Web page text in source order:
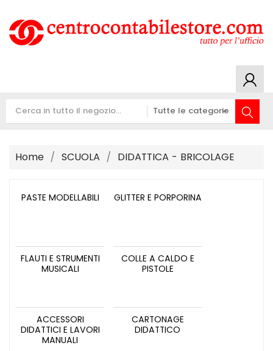
Home SCUOLA DIDATTICA - BRICOLAGE
PASTE MODELLABILI GLITTER E PORPORINA
FLAUTI E STRUMENTI
MUSICALI
COLLE A CALDO E
PISTOLE
ACCESSORI
DIDATTICI E LAVORI
MANUALI
CARTONAGE
DIDATTICO